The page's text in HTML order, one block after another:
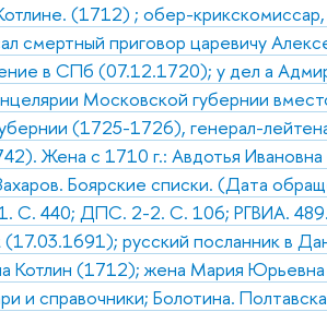
(1712) ; обер-
смертный приговор царевичу
в СПб (07.12.1720); у дел а
Московской губернии
(1725-1726), генерал-
Жена с 1710 г.: Авдотья
Боярские списки. (Дата
С. 440; ДПС. 2-2. С. 106; РГВИА.
(17.03.1691); русский посланник в
Котлин (1712); жена Мария Юрьевна
и справочники; Болотина.